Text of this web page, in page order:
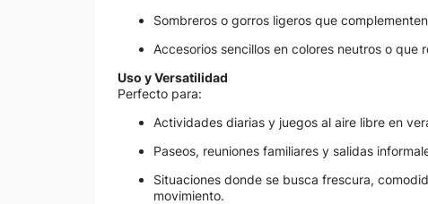
Sombreros o gorros ligeros que
Accesorios sencillos en colores neutros o que
Uso y Versatilidad
Perfecto para:
Actividades diarias y juegos al aire libre en
Paseos, reuniones familiares y salidas
Situaciones donde se busca frescura,
movimiento.